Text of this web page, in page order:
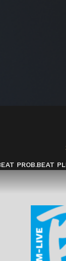
PROB.BEAT